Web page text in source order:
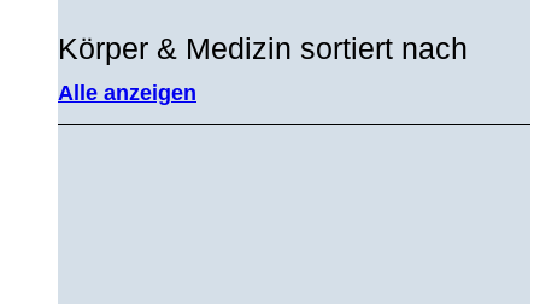
Körper & Medizin sortiert nach
Alle anzeigen